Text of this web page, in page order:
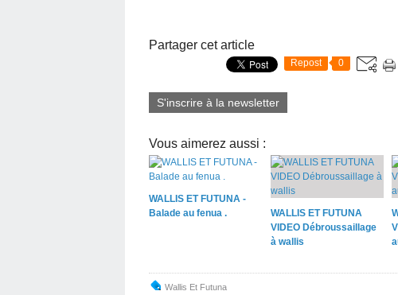
Partager cet article
Repost 0
S'inscrire à la newsletter
Vous aimerez aussi :
WALLIS ET FUTUNA -
Balade au fenua .
WALLIS ET FUTUNA
VIDEO Débroussaillage
à wallis
Wallis Et Futuna